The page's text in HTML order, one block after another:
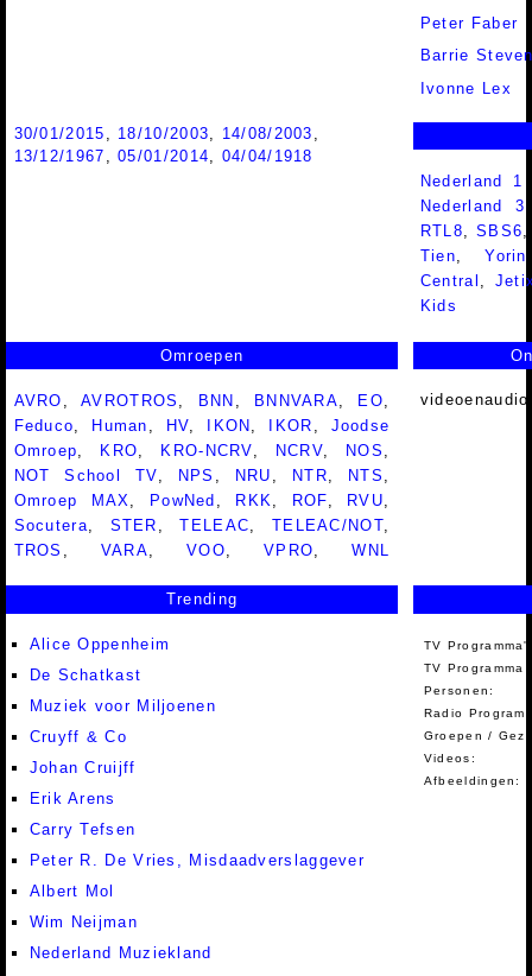
Peter Faber
Barrie
Ivonne Lex
30/01/2015 18/10/2003 14/08/2003
13/12/1967 ,05/01/2014
04/04/1918
Nederland
Nederland
RTL8,SBS6
Tien,Yorin
Central ,
Kids
Omroepen
AVRO ,AVROTROS BNN BNNVARA EO
Feduco
Human HV IKON IKOR
Joodse
Omroep
KRO KRO-NCRV NCRV NOS
NOT School TV
NPS NRU NTR NTS
Omroep MAX
PowNed RKK ROF RVU
Socutera
STER ,TELEAC TELEAC/NOT
TROS
VARA ,VOO ,VPRO ,WNL
Trending
Alice Oppenheim
De Schatkast
Muziek voor Miljoenen
Cruyff & Co
Johan Cruijff
Erik Arens
Carry Tefsen
Peter R. De Vries, Misdaadverslaggever
Albert Mol
Wim Neijman
Nederland Muziekland
TV
TV Programma
Personen:
Radio
Groepen /
Videos:
Afbeeldingen: